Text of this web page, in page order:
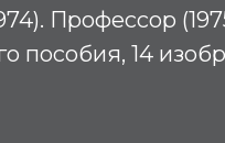
Профессор
пособия, 14